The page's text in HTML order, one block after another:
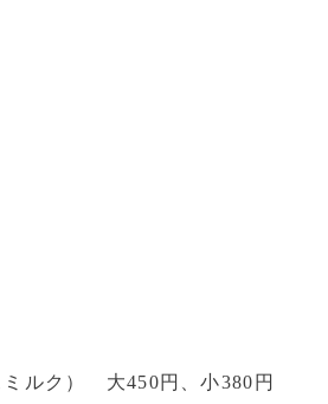
ミルク） 大450円、小380円